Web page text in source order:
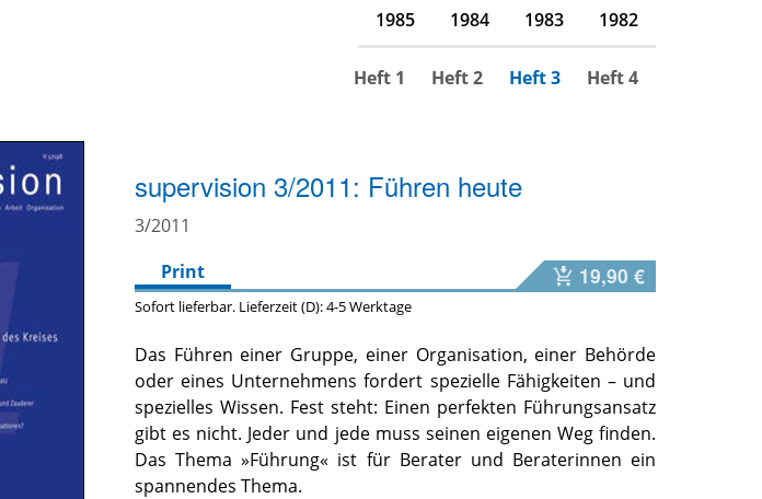
1985 1984 1983 1982
Heft 1 Heft 2 Heft 3 Heft 4
supervision 3/2011: Führen heute
3/2011
Print
19,90 €
Sofort lieferbar. Lieferzeit (D): 4-5 Werktage
Das Führen einer Gruppe, einer Organisation, einer Behörde
oder eines Unternehmens fordert spezielle Fähigkeiten – und
spezielles Wissen. Fest steht: Einen perfekten Führungsansatz
gibt es nicht. Jeder und jede muss seinen eigenen Weg finden.
Das Thema »Führung« ist für Berater und Beraterinnen ein
spannendes Thema.